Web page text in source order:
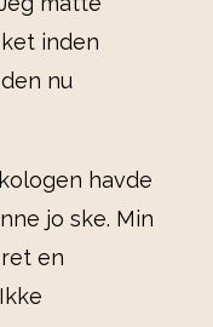
inden
nu
havde
jo ske. Min
en